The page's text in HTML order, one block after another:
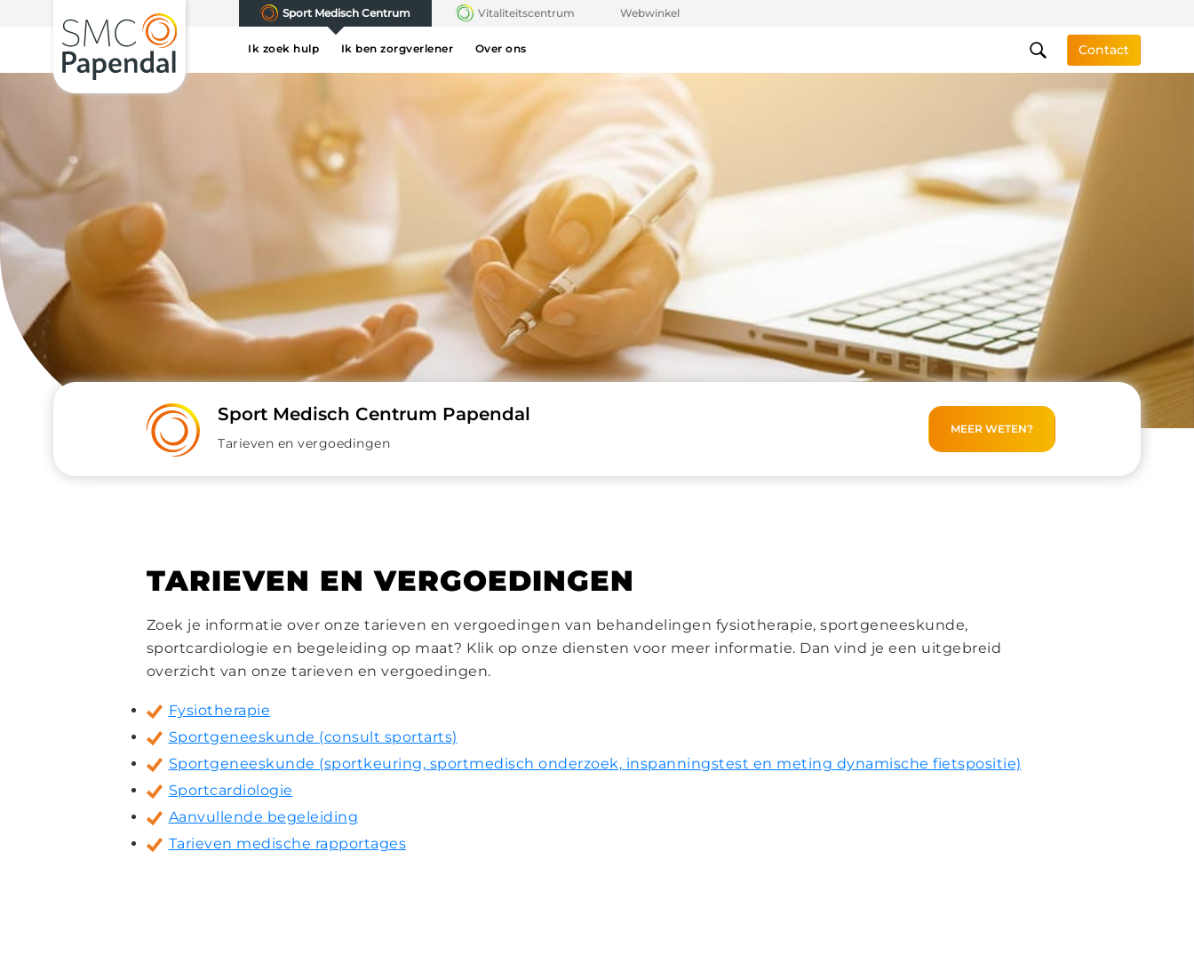
Sport Medisch Centrum Vitaliteitscentrum Webwinkel
Ik zoek hulp Ik ben zorgverlener Over ons Contact
Sport Medisch Centrum Papendal
Tarieven en vergoedingen
MEER WETEN?
TARIEVEN EN VERGOEDINGEN
Zoek je informatie over onze tarieven en vergoedingen van behandelingen fysiotherapie, sportgeneeskunde,
sportcardiologie en begeleiding op maat? Klik op onze diensten voor meer informatie. Dan vind je een uitgebreid
overzicht van onze tarieven en vergoedingen.
Fysiotherapie
Sportgeneeskunde (consult sportarts)
Sportgeneeskunde (sportkeuring, sportmedisch onderzoek, inspanningstest en meting dynamische fietspositie)
Sportcardiologie
Aanvullende begeleiding
Tarieven medische rapportages